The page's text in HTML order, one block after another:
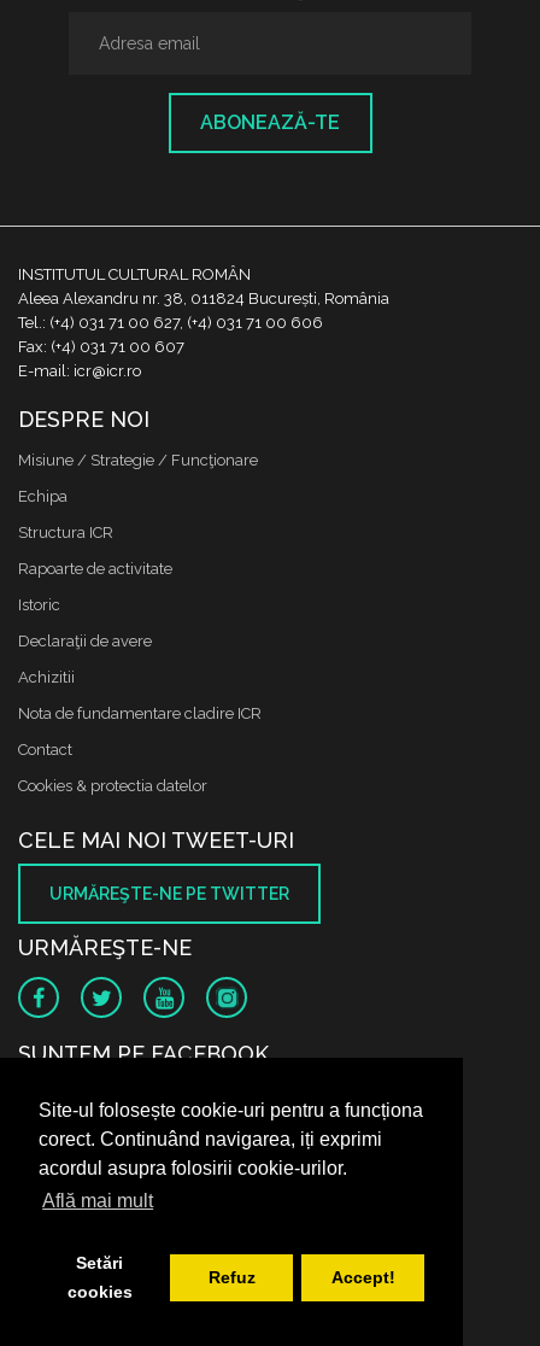
Site-ul folosește cookie-uri pentru a funcționa
corect. Continuând navigarea, iți exprimi
acordul asupra folosirii cookie-urilor.
Află mai mult
Setări
cookies
Refuz Accept!
ABONEAZĂ-TE
INSTITUTUL CULTURAL ROMÂN
Aleea Alexandru nr. 38, 011824 București, România
Tel.: (+4) 031 71 00 627, (+4) 031 71 00 606
Fax: (+4) 031 71 00 607
E-mail: icr@icr.ro
DESPRE NOI
Misiune / Strategie / Funcţionare
Echipa
Structura ICR
Rapoarte de activitate
Istoric
Declaraţii de avere
Achizitii
Nota de fundamentare cladire ICR
Contact
Cookies & protectia datelor
CELE MAI NOI TWEET-URI
URMĂREŞTE-NE PE TWITTER
URMĂREŞTE-NE
SUNTEM PE FACEBOOK